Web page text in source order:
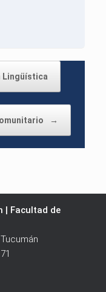
Lingüística
→
| Facultad de